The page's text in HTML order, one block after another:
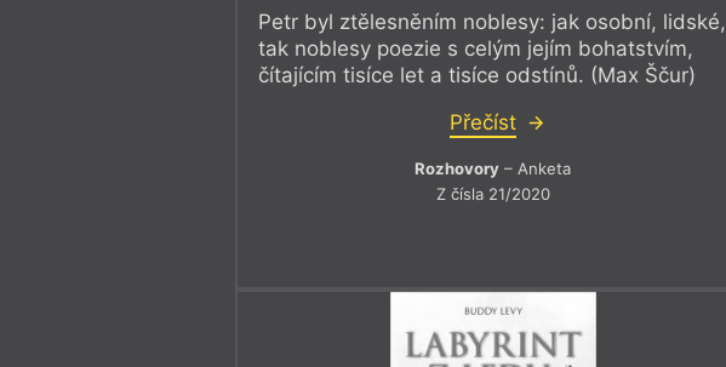
Petr byl ztělesněním noblesy: jak osobní, lidské,
tak noblesy poezie s celým jejím bohatstvím,
čítajícím tisíce let a tisíce odstínů. (Max Ščur)
Přečíst
Rozhovory – Anketa
Z čísla 21/2020